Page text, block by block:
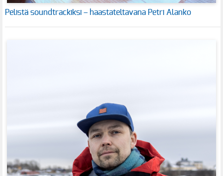
Pelistä soundtrackiksi – haastateltavana Petri Alanko